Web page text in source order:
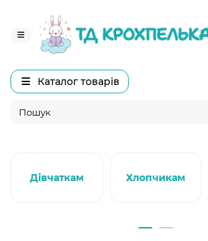
Каталог товарів
Дівчаткам Хлопчикам